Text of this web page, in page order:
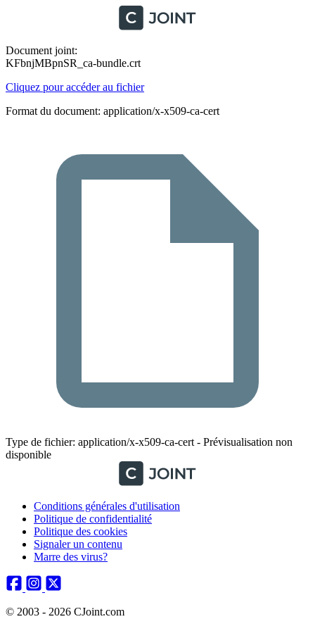
Document joint:
KFbnjMBpnSR_ca-bundle.crt
Cliquez pour accéder au fichier
Format du document: application/x-x509-ca-cert
Type de fichier: application/x-x509-ca-cert - Prévisualisation non
disponible
Conditions générales d'utilisation
Politique de confidentialité
Politique des cookies
Signaler un contenu
Marre des virus?
© 2003 - 2026 CJoint.com